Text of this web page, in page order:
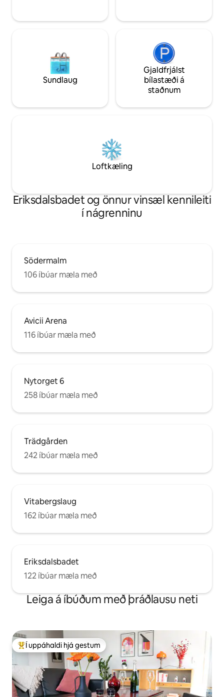
Sundlaug
Gjaldfrjálst
bílastæði á
staðnum
Loftkæling
Eriksdalsbadet og önnur vinsæl kennileiti
í nágrenninu
Södermalm
106 íbúar mæla með
Avicii Arena
116 íbúar mæla með
Nytorget 6
258 íbúar mæla með
Trädgården
242 íbúar mæla með
Vitabergslaug
162 íbúar mæla með
Eriksdalsbadet
122 íbúar mæla með
Leiga á íbúðum með þráðlausu neti
Í mestu uppáhaldi hjá gestum
Í uppáhaldi hjá gestum